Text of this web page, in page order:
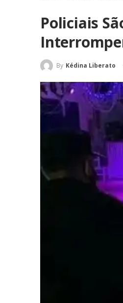
Policiais
By Kédina Liberato